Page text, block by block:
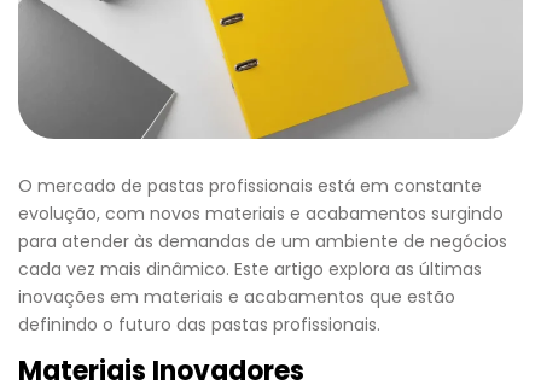
O mercado de pastas profissionais está em constante
evolução, com novos materiais e acabamentos surgindo
para atender às demandas de um ambiente de negócios
cada vez mais dinâmico. Este artigo explora as últimas
inovações em materiais e acabamentos que estão
definindo o futuro das pastas profissionais.
Materiais Inovadores